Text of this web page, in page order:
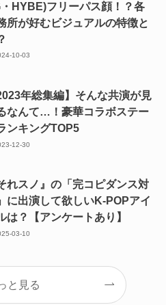
HYBE)フリーパス顔！？各
所が好むビジュアルの特徴と
10-03
年総集編】そんな共演が見
なんて…！豪華コラボステー
ンキングTOP5
12-30
れスノ』の「完コピダンス対
に出演して欲しいK-POPアイ
は？【アンケートあり】
03-10
と見る